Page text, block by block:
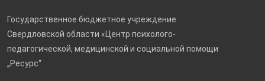
Государственное бюджетное учреждение
Свердловской области «Центр психолого-
педагогической, медицинской и социальной помощи
„Ресурс“